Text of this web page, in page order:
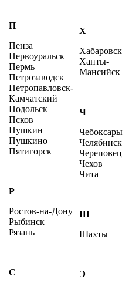
П
Пенза
Первоуральск
Пермь
Петрозаводск
Петропавловск-
Камчатский
Подольск
Псков
Пушкин
Пушкино
Пятигорск
Р
Ростов-на-Дону
Рыбинск
Рязань
С
Х
Хабаровск
Ханты-
Мансийск
Ч
Чебоксары
Челябинск
Череповец
Чехов
Чита
Ш
Шахты
Э